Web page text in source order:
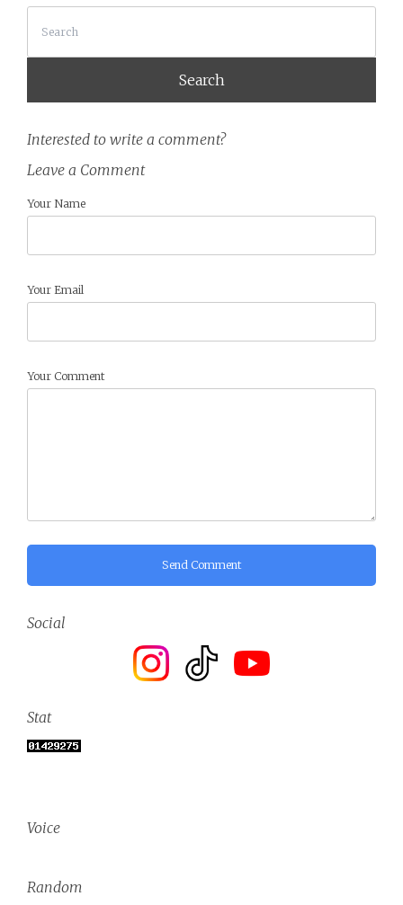
Interested to write a comment?
Leave a Comment
Your Name
Your Email
Your Comment
Send Comment
Social
Stat
Voice
Random